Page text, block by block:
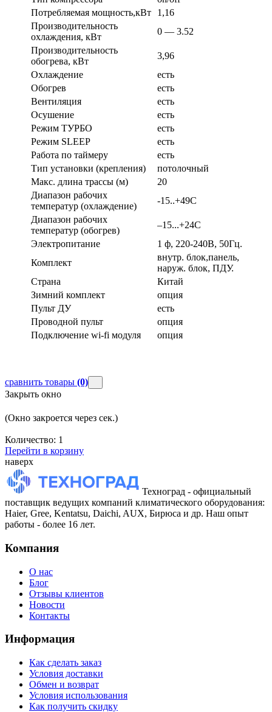
Потребляемая мощность,кВт
1,16
Производительность
охлаждения, кВт
0 — 3.52
Производительность
обогрева, кВт
3,96
Охлаждение
есть
Обогрев
есть
Вентиляция
есть
Осушение
есть
Режим ТУРБО
есть
Режим SLEEP
есть
Работа по таймеру
есть
Тип установки (крепления)
потолочный
Макс. длина трассы (м)
20
Диапазон рабочих
температур (охлаждение)
-15..+49С
Диапазон рабочих
температур (обогрев)
–15...+24С
Электропитание
1 ф, 220-240В, 50Гц.
Комплект
внутр. блок,панель,
наруж. блок, ПДУ.
Страна
Китай
Зимний комплект
опция
Пульт ДУ
есть
Проводной пульт
опция
Подключение wi-fi модуля
опция
сравнить товары (0)
Закрыть окно
(Окно закроется через сек.)
Количество: 1
Перейти в корзину
наверх
Техноград - официальный
поставщик ведущих компаний климатического оборудования:
Haier, Gree, Kentatsu, Daichi, AUX, Бирюса и др. Наш опыт
работы - более 16 лет.
Компания
О нас
Блог
Отзывы клиентов
Новости
Контакты
Информация
Как сделать заказ
Условия доставки
Обмен и возврат
Условия использования
Как получить скидку